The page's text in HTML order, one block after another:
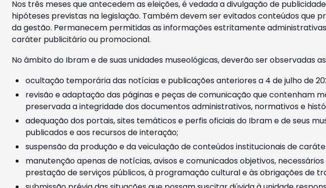
Nos três meses que antecedem as eleições, é vedada a divulgação de
hipóteses previstas na legislação. Também devem ser evitados conteúdos que
da gestão. Permanecem permitidas as informações estritamente
caráter publicitário ou promocional.
No âmbito do Ibram e de suas unidades museológicas, deverão ser observadas
ocultação temporária das notícias e publicações anteriores a 4 de julho de
revisão e adaptação das páginas e peças de comunicação que contenham
preservada a integridade dos documentos administrativos, normativos e
adequação dos portais, sites temáticos e perfis oficiais do Ibram e de seus
publicados e aos recursos de interação;
suspensão da produção e da veiculação de conteúdos institucionais de
manutenção apenas de notícias, avisos e comunicados objetivos,
prestação de serviços públicos, à programação cultural e às obrigações de